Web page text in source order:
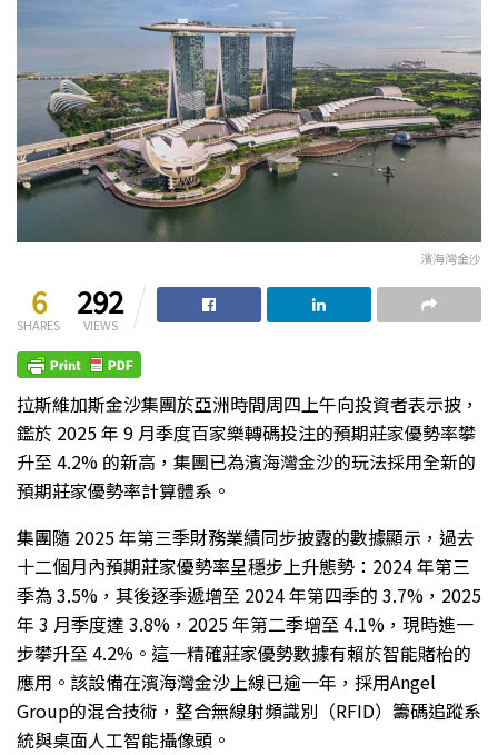
濱海灣金沙
6
SHARES
292
VIEWS
拉斯維加斯金沙集團於亞洲時間周四上午向投資者表示披，
鑑於 2025 年 9 月季度百家樂轉碼投注的預期莊家優勢率攀
升至 4.2% 的新高，集團已為濱海灣金沙的玩法採用全新的
預期莊家優勢率計算體系。
集團隨 2025 年第三季財務業績同步披露的數據顯示，過去
十二個月內預期莊家優勢率呈穩步上升態勢：2024 年第三
季為 3.5%，其後逐季遞增至 2024 年第四季的 3.7%，2025
年 3 月季度達 3.8%，2025 年第二季增至 4.1%，現時進一
步攀升至 4.2%。這一精確莊家優勢數據有賴於智能賭枱的
應用。該設備在濱海灣金沙上線已逾一年，採用Angel
Group的混合技術，整合無線射頻識別（RFID）籌碼追蹤系
統與桌面人工智能攝像頭。